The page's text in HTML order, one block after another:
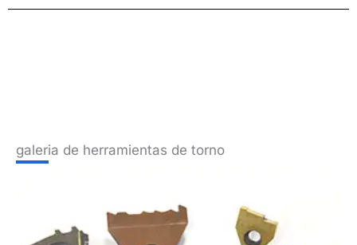
galeria de herramientas de torno